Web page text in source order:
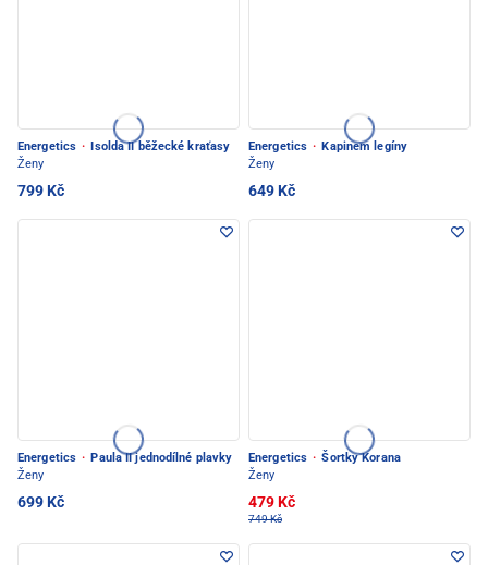
Energetics ·
Isolda II běžecké kraťasy
Ženy
799 Kč
Energetics · Kapinem legíny
Ženy
649 Kč
Energetics · Paula II jednodílné plavky
Ženy
699 Kč
Energetics · Šortky Korana
Ženy
479 Kč
749 Kč